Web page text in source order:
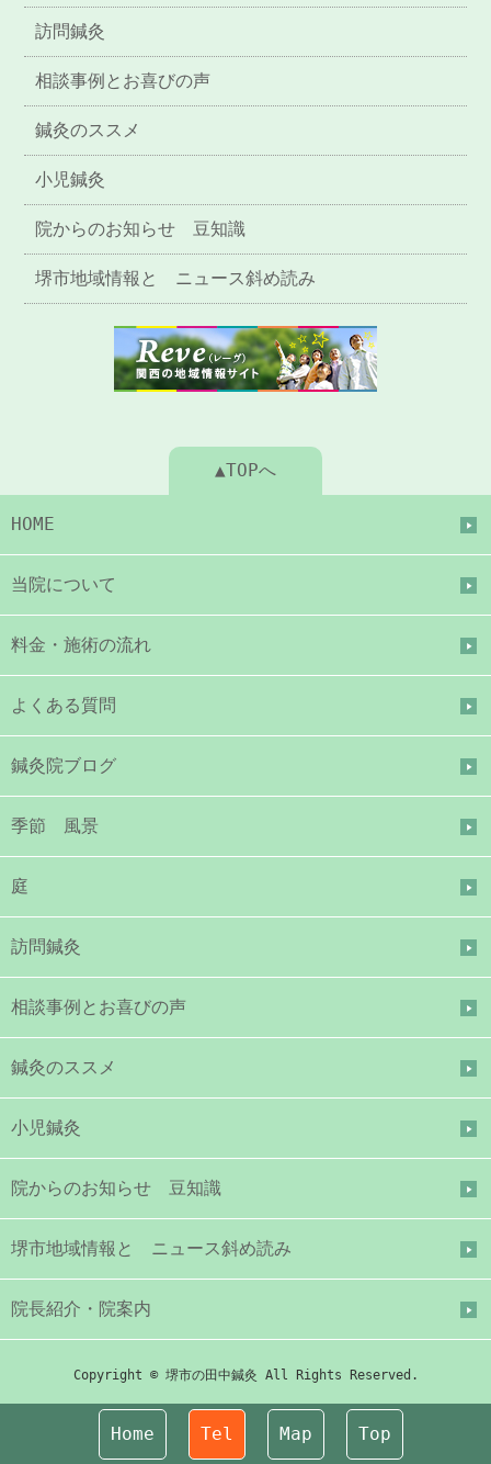
訪問鍼灸
相談事例とお喜びの声
鍼灸のススメ
小児鍼灸
院からのお知らせ 豆知識
堺市地域情報と ニュース斜め読み
▲TOPへ
HOME
当院について
料金・施術の流れ
よくある質問
鍼灸院ブログ
季節 風景
庭
訪問鍼灸
相談事例とお喜びの声
鍼灸のススメ
小児鍼灸
院からのお知らせ 豆知識
堺市地域情報と ニュース斜め読み
院長紹介・院案内
Copyright © 堺市の田中鍼灸 All Rights Reserved.
Home Tel Map Top